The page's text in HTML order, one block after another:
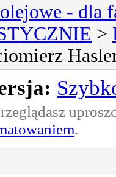
- dla
>
.